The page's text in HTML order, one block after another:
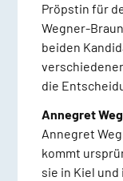
Pröpstin für
Wegner-
beiden
die
Annegret
Annegret
kommt
sie in Kiel